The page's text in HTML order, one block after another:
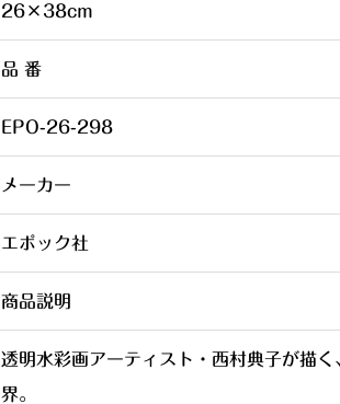
26×38cm
品 番
EPO-26-298
メーカー
エポック社
商品説明
透明水彩画アーティスト・西村典子が描
界。